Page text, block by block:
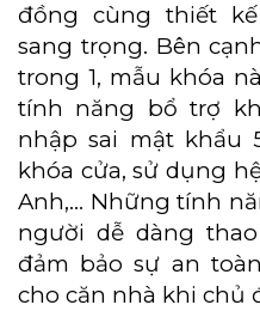
đồng cùng thiết
sang trọng. Bên
trong 1, mẫu khóa
tính năng bổ trợ
nhập sai mật khẩu
khóa cửa, sử dụng
Anh,… Những tính
người dễ dàng
đảm bảo sự an
cho căn nhà khi chủ